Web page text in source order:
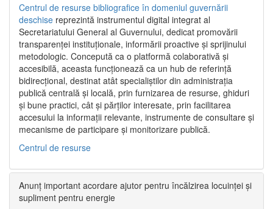
Centrul de resurse bibliografice în domeniul guvernării
deschise reprezintă instrumentul digital integrat al
Secretariatului General al Guvernului, dedicat promovării
transparenței instituționale, informării proactive și sprijinului
metodologic. Concepută ca o platformă colaborativă și
accesibilă, aceasta funcționează ca un hub de referință
bidirecțional, destinat atât specialiștilor din administrația
publică centrală și locală, prin furnizarea de resurse, ghiduri
și bune practici, cât și părților interesate, prin facilitarea
accesului la informații relevante, instrumente de consultare și
mecanisme de participare și monitorizare publică.
Centrul de resurse
Anunț important acordare ajutor pentru încălzirea locuinței și
supliment pentru energie